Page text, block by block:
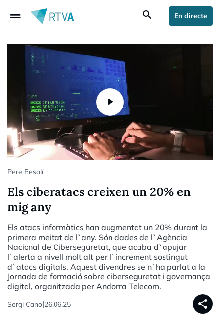
drag_handle search En directe
Pere Besolí
Els ciberatacs creixen un 20% en
mig any
Els atacs informàtics han augmentat un 20% durant la
primera meitat de l`any. Són dades de l`Agència
Nacional de Ciberseguretat, que acaba d`apujar
l`alerta a nivell molt alt per l`increment sostingut
d`atacs digitals. Aquest divendres se n`ha parlat a la
Jornada de formació sobre ciberseguretat i governança
digital, organitzada per Andorra Telecom.
Sergi Cano|26.06.25 share